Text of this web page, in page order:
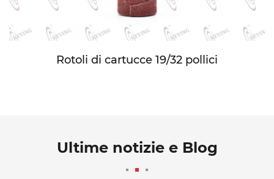
Rotoli di cartucce 19/32 pollici
Ultime notizie e Blog